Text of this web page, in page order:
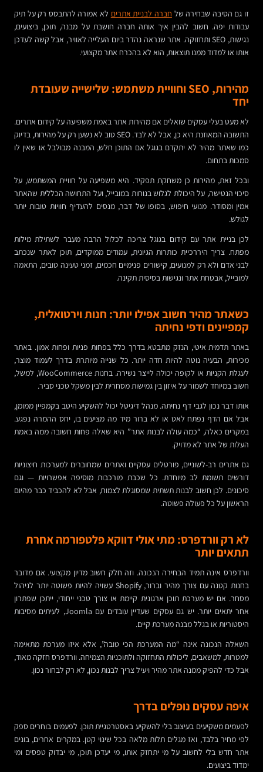
זו גם הסיבה שבחירה של חברה לבניית אתרים לא אמורה להתבסס רק על תיק
עבודות יפה. חשוב להבין איך אותה חברה חושבת על מבנה, תוכן, ביצועים,
נגישות, SEO ותחזוקה. אתר שנראה נהדר ביום העלייה לאוויר, אבל קשה לעדכן
אותו או למדוד ממנו תוצאות, הוא לא בהכרח אתר מקצועי.
מהירות, SEO וחוויית משתמש: שלישייה שעובדת
יחד
לא מעט בעלי עסקים שואלים אם מהירות אתר באמת משפיעה על קידום אתרים.
התשובה המאוזנת היא כן, אבל לא לבד. SEO טוב לא נשען רק על מהירות, בדיוק
כמו שאתר מהיר לא יתקדם בגוגל אם התוכן חלש, המבנה מבולבל או שאין לו
סמכות בתחום.
ובכל זאת, מהירות כן משחקת תפקיד. היא משפיעה על חוויית המשתמש, על
סיכוי הנטישה, על היכולת לגלוש בנוחות במובייל, ועל התחושה הכללית שהאתר
אמין ומסודר. מנועי חיפוש, בסופו של דבר, מנסים להעדיף חוויות טובות יותר
לגולש.
לכן בניית אתר עם קידום בגוגל צריכה לכלול הרבה מעבר לשתילת מילות
מפתח. צריך היררכיית כותרות הגיונית, עמודים ממוקדים, תוכן לאתר שנכתב
לבני אדם ולא רק למנועים, קישורים פנימיים חכמים, זמני טעינה טובים, התאמה
למובייל, אבטחת אתר ונגישות בסיסית תקינה.
כשאתר מהיר חשוב אפילו יותר: חנות וירטואלית,
קמפיינים ודפי נחיתה
באתר תדמית איטי, הנזק מתבטא בדרך כלל בפחות פניות ופחות אמון. באתר
מכירות, הבעיה נוטה להיות חדה יותר. כל שנייה מיותרת בדרך לעמוד מוצר,
לעגלת הקניות או לקופה יכולה לייצר נשירה. בחנות WooCommerce, למשל,
חשוב במיוחד לשמור על איזון בין גמישות מסחרית לבין משקל טכני סביר.
אותו דבר נכון לגבי דף נחיתה. מנהל דיגיטל יכול להשקיע היטב בקמפיין ממומן,
אבל אם הדף נפתח לאט או לא ברור מיד מה מציעים בו, יחס ההמרה נפגע.
במקרים כאלה, “כמה עולה לבנות אתר” היא שאלה פחות חשובה ממה באמת
העלות של אתר לא מדויק.
גם אתרים רב-לשוניים, פורטלים עסקיים ואתרים שמחוברים למערכות חיצוניות
דורשים תשומת לב מיוחדת. כל שכבת מורכבות מוסיפה אפשרויות — וגם
סיכונים. לכן חשוב לבנות תשתית שמסוגלת לצמוח, אבל לא להכביד כבר מהיום
הראשון על כל פעולה פשוטה.
לא רק וורדפרס: מתי אולי דווקא פלטפורמה אחרת
תתאים יותר
וורדפרס אינה תמיד הבחירה הנכונה. וזה חלק חשוב מדיון מקצועי. אם מדובר
בחנות קטנה עם צורך מהיר וברור, Shopify עשויה להיות פשוטה יותר לניהול
מסחר. אם יש מערכת תוכן ארגונית קיימת או צורך טכני ייחודי, ייתכן שפתרון
אחר יתאים יותר. יש גם עסקים שעדיין עובדים עם Joomla, לעיתים מסיבות
היסטוריות או בגלל מבנה מערכת קיים.
השאלה הנכונה אינה “מה המערכת הכי טובה”, אלא איזו מערכת מתאימה
למטרות, למשאבים, ליכולות התחזוקה ולתוכניות הצמיחה. וורדפרס חזקה מאוד,
אבל כדי להפיק ממנה אתר מהיר ויעיל צריך לבנות נכון, לא רק לבחור נכון.
איפה עסקים נופלים בדרך
לפעמים משקיעים בעיצוב בלי להשקיע באסטרטגיית תוכן. לפעמים בוחרים ספק
לפי מחיר בלבד, ואז מגלים תלות מלאה בכל שינוי קטן. במקרים אחרים, בונים
אתר חדש בלי לחשוב על מי יתחזק אותו, מי יעדכן תוכן, מי יבדוק טפסים ומי
ימדוד ביצועים.